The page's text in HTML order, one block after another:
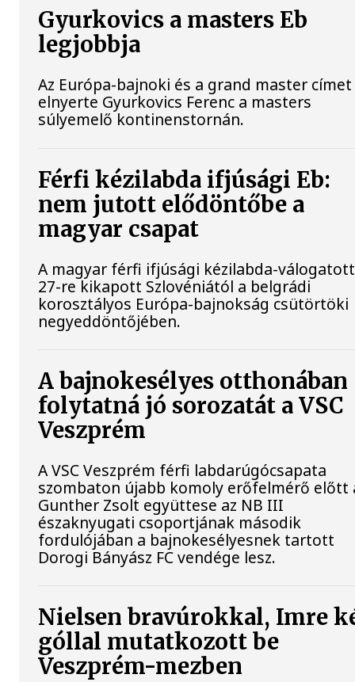
Gyurkovics a masters Eb
legjobbja
Az Európa-bajnoki és a grand master
elnyerte Gyurkovics Ferenc a masters
súlyemelő kontinenstornán.
Férfi kézilabda ifjúsági Eb:
nem jutott elődöntőbe a
magyar csapat
A magyar férfi ifjúsági kézilabda-
27-re kikapott Szlovéniától a belgrádi
korosztályos Európa-bajnokság csütörtöki
negyeddöntőjében.
A bajnokesélyes otthonában
folytatná jó sorozatát a VSC
Veszprém
A VSC Veszprém férfi labdarúgócsapata
szombaton újabb komoly erőfelmérő előtt
Gunther Zsolt együttese az NB III
északnyugati csoportjának második
fordulójában a bajnokesélyesnek tartott
Dorogi Bányász FC vendége lesz.
Nielsen bravúrokkal, Imre
góllal mutatkozott be
Veszprém-mezben